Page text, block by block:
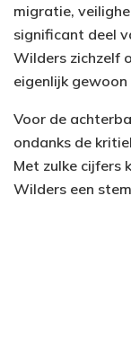
migratie,
significant deel
Wilders zichzelf
eigenlijk
Voor de
ondanks de
Met zulke cijfers
Wilders een